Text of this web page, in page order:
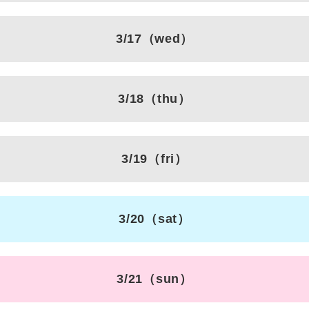
3/17 （wed）
3/18 （thu）
3/19 （fri）
3/20 （sat）
3/21 （sun）